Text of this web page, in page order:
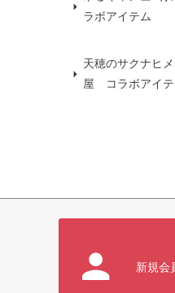
ラボアイテム
天穂のサクナヒ
屋 コラボアイテ
新規会